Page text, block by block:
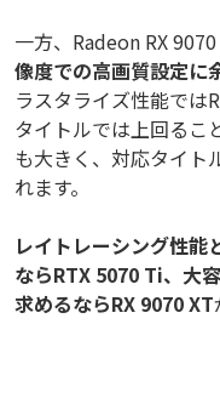
一方、Radeon RX
像度での高画質設定に
ラスタライズ性能では
タイトルでは上回るこ
も大きく、対応タイト
れます。
レイトレーシング性能
ならRTX 5070 Ti、大
求めるならRX 9070 XT